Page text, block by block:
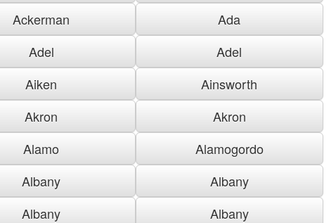
Ackerman
Ada
Adel
Adel
Aiken
Ainsworth
Akron
Akron
Alamo
Alamogordo
Albany
Albany
Albany
Albany